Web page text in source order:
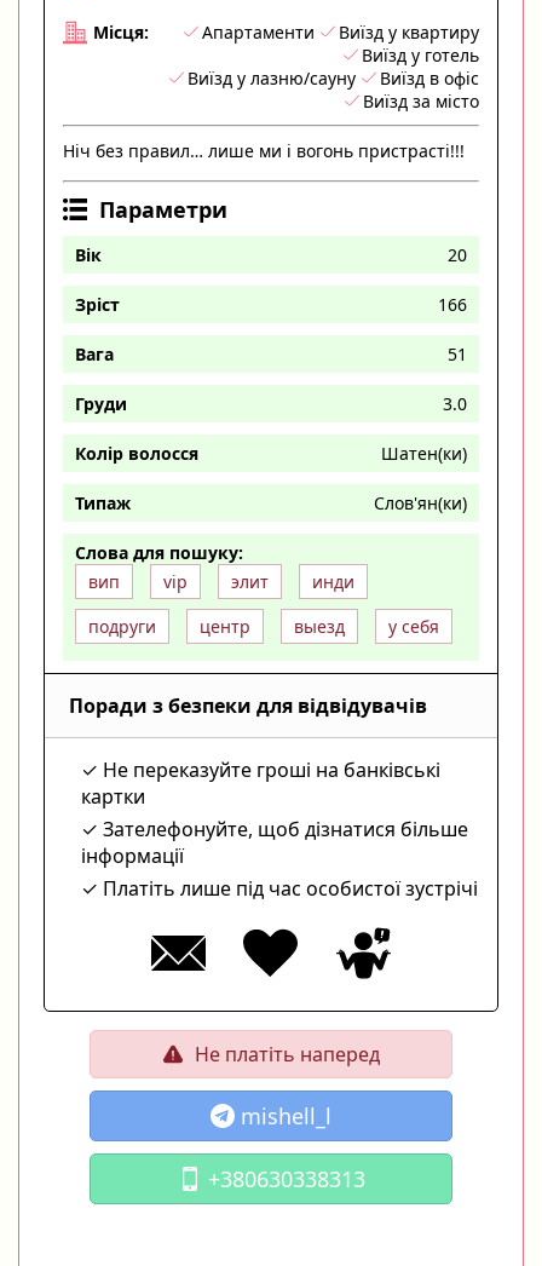
Місця: Апартаменти
Виїзд у квартиру
Виїзд у готель
Виїзд у лазню/сауну
Виїзд в офіс
Виїзд за місто
Ніч без правил… лише ми і вогонь пристрасті!!!
Параметри
Вік 20
Зріст 166
Вага 51
Груди 3.0
Колір волосся Шатен(ки)
Типаж Слов'ян(ки)
Слова для пошуку:
вип
vip элит
инди
подруги
центр выезд у себя
Поради з безпеки для відвідувачів
Не переказуйте гроші на банківські
картки
Зателефонуйте, щоб дізнатися більше
інформації
Платіть лише під час особистої зустрічі
Не платіть наперед
mishell_l
+380630338313